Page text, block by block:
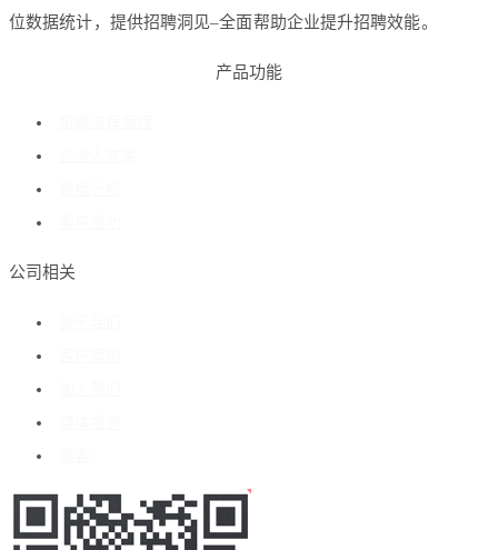
位数据统计，提供招聘洞见–全面帮助企业提升招聘效能。
产品功能
公司相关